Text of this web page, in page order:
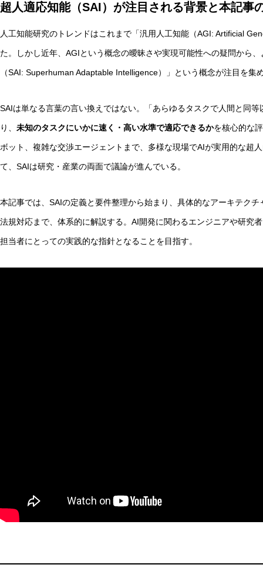
実験哲学とは？「直観の可塑性」研究からわかる哲学的判
量子デコヒーレンスとエナクティビズム――「意味の安定
抽象語に残る「感覚の痕跡」とは？言語モデルと感覚モデ
超人適応知能（SAI）が注目される背景と本記事
人工知能研究のトレンドはこれまで「汎用人工知能（AGI: Artificial
た。しかし近年、AGIという概念の曖昧さや実現可能性への疑問から
（SAI: Superhuman Adaptable Intelligence）」という概念が注目を集
SAIは単なる言葉の言い換えではない。「あらゆるタスクで人間と同
り、 未知のタスクにいかに速く・高い水準で適応できるかを核心的な
ボット、複雑な交渉エージェントまで、多様な現場でAIが実用的な超
て、SAIは研究・産業の両面で議論が進んでいる。
本記事では、SAIの定義と要件整理から始まり、具体的なアーキテク
法規対応まで、体系的に解説する。AI開発に関わるエンジニアや研究
担当者にとっての実践的な指針となることを目指す。